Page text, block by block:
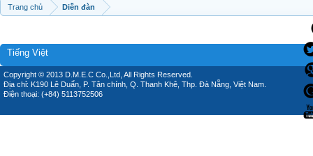
Trang chủ Diễn đàn
Tiếng Việt
Copyright © 2013 D.M.E.C Co.,Ltd, All Rights Reserved.
Địa chỉ: K190 Lê Duẩn, P. Tân chính, Q. Thanh Khê, Thp. Đà Nẵng, Việt Nam.
Điện thoại: (+84) 5113752506